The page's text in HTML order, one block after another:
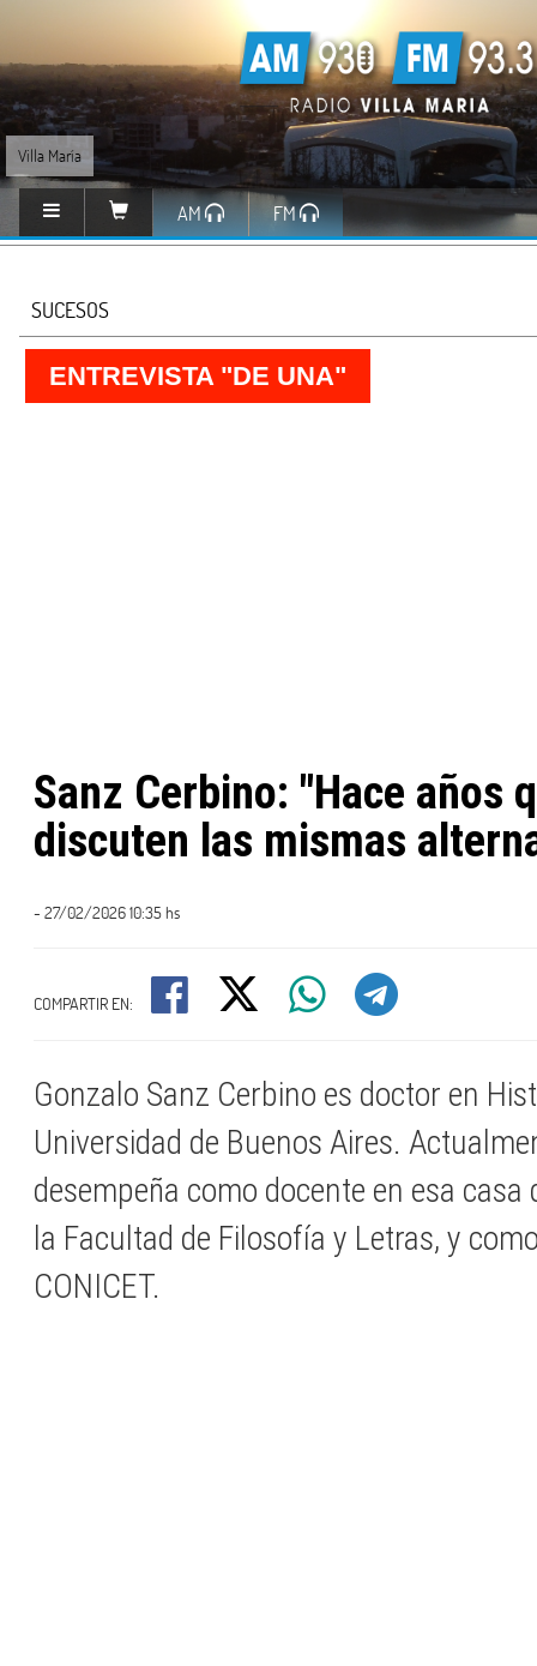
Villa María
AM FM
SUCESOS
ENTREVISTA "DE UNA"
Sanz Cerbino: "Hace años
discuten las mismas
- 27/02/2026 10:35 hs
COMPARTIR EN:
Gonzalo Sanz Cerbino es doctor en
Universidad de Buenos Aires.
desempeña como docente en esa casa
la Facultad de Filosofía y Letras, y
CONICET.